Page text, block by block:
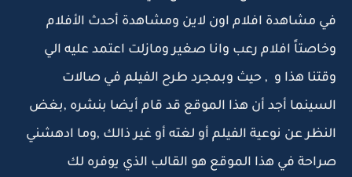
في مشاهدة افلام اون لاين ومشاهدة أحدث الأفلام
وخاصتاً افلام رعب وانا صغير ومازلت اعتمد عليه الي
وقتنا هذا و , حيث وبمجرد طرح الفيلم في صالات
السينما أجد أن هذا الموقع قد قام أيضا بنشره ,بغض
النظر عن نوعية الفيلم أو لغته أو غير ذالك ,وما ادهشني
صراحة في هذا الموقع هو القالب الذي يوفره لك